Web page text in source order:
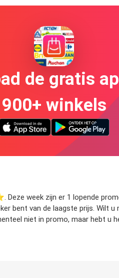
de gratis
900+ winkels
Deze week zijn er 1 lopende
bent van de laagste prijs. Wilt
niet in promo, maar hebt u